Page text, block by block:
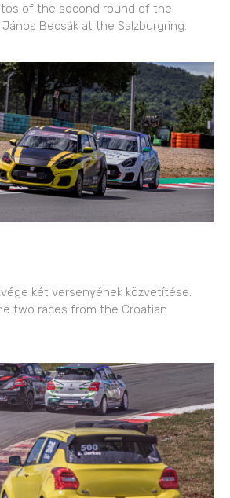
of the second round of the
Becsák at the Salzburgring.
két versenyének közvetítése.
two races from the Croatian